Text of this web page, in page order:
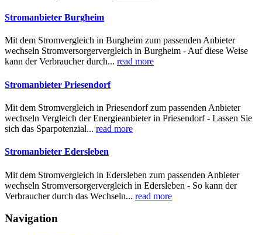
Stromanbieter Burgheim
Mit dem Stromvergleich in Burgheim zum passenden Anbieter
wechseln Stromversorgervergleich in Burgheim - Auf diese Weise
kann der Verbraucher durch... read more
Stromanbieter Priesendorf
Mit dem Stromvergleich in Priesendorf zum passenden Anbieter
wechseln Vergleich der Energieanbieter in Priesendorf - Lassen Sie
sich das Sparpotenzial... read more
Stromanbieter Edersleben
Mit dem Stromvergleich in Edersleben zum passenden Anbieter
wechseln Stromversorgervergleich in Edersleben - So kann der
Verbraucher durch das Wechseln... read more
Navigation